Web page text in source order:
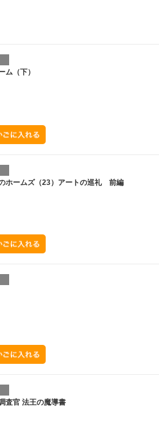
ム（下）
ホームズ（23）アートの巡礼 前編
査官 法王の魔導書